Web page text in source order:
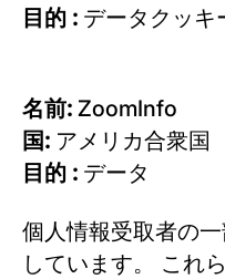
目的 : データクッキ
名前: ZoomInfo
国: アメリカ合衆国
目的 : データ
個人情報受取者の
しています。 これ